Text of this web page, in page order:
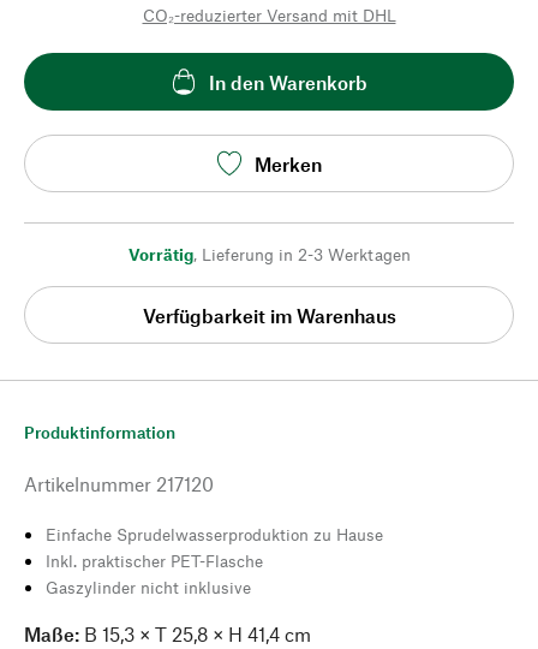
CO₂-reduzierter Versand mit DHL
In den Warenkorb
Merken
Vorrätig, Lieferung in 2-3 Werktagen
Verfügbarkeit im Warenhaus
Produktinformation
Artikelnummer 217120
Einfache Sprudelwasserproduktion zu Hause
Inkl. praktischer PET-Flasche
Gaszylinder nicht inklusive
Maße: B 15,3 × T 25,8 × H 41,4 cm